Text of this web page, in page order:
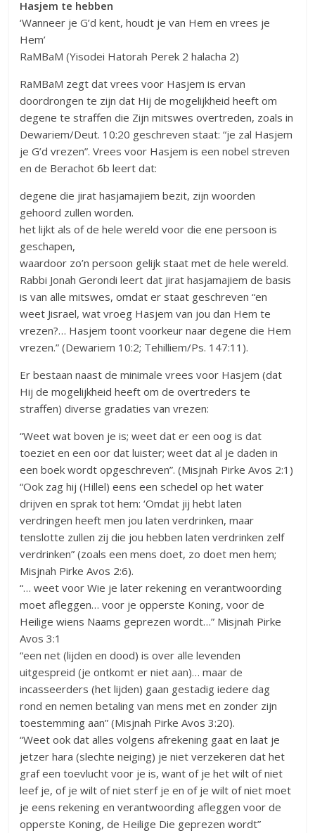
Hasjem te hebben
‘Wanneer je G’d kent, houdt je van Hem en vrees je
Hem’
RaMBaM (Yisodei Hatorah Perek 2 halacha 2)
RaMBaM zegt dat vrees voor Hasjem is ervan
doordrongen te zijn dat Hij de mogelijkheid heeft om
degene te straffen die Zijn mitswes overtreden, zoals in
Dewariem/Deut. 10:20 geschreven staat: “je zal Hasjem
je G’d vrezen”. Vrees voor Hasjem is een nobel streven
en de Berachot 6b leert dat:
degene die jirat hasjamajiem bezit, zijn woorden
gehoord zullen worden.
het lijkt als of de hele wereld voor die ene persoon is
geschapen,
waardoor zo’n persoon gelijk staat met de hele wereld.
Rabbi Jonah Gerondi leert dat jirat hasjamajiem de basis
is van alle mitswes, omdat er staat geschreven “en
weet Jisrael, wat vroeg Hasjem van jou dan Hem te
vrezen?… Hasjem toont voorkeur naar degene die Hem
vrezen.” (Dewariem 10:2; Tehilliem/Ps. 147:11).
Er bestaan naast de minimale vrees voor Hasjem (dat
Hij de mogelijkheid heeft om de overtreders te
straffen) diverse gradaties van vrezen:
“Weet wat boven je is; weet dat er een oog is dat
toeziet en een oor dat luister; weet dat al je daden in
een boek wordt opgeschreven”. (Misjnah Pirke Avos 2:1)
“Ook zag hij (Hillel) eens een schedel op het water
drijven en sprak tot hem: ‘Omdat jij hebt laten
verdringen heeft men jou laten verdrinken, maar
tenslotte zullen zij die jou hebben laten verdrinken zelf
verdrinken” (zoals een mens doet, zo doet men hem;
Misjnah Pirke Avos 2:6).
“… weet voor Wie je later rekening en verantwoording
moet afleggen… voor je opperste Koning, voor de
Heilige wiens Naams geprezen wordt…” Misjnah Pirke
Avos 3:1
“een net (lijden en dood) is over alle levenden
uitgespreid (je ontkomt er niet aan)… maar de
incasseerders (het lijden) gaan gestadig iedere dag
rond en nemen betaling van mens met en zonder zijn
toestemming aan” (Misjnah Pirke Avos 3:20).
“Weet ook dat alles volgens afrekening gaat en laat je
jetzer hara (slechte neiging) je niet verzekeren dat het
graf een toevlucht voor je is, want of je het wilt of niet
leef je, of je wilt of niet sterf je en of je wilt of niet moet
je eens rekening en verantwoording afleggen voor de
opperste Koning, de Heilige Die geprezen wordt”